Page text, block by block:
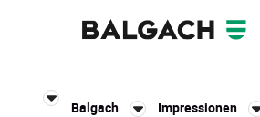
Balgach Impressionen